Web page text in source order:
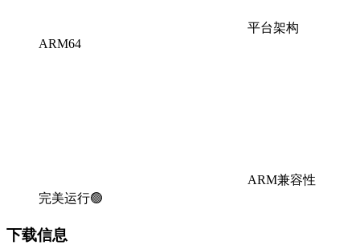
平台架构
ARM64
ARM兼容性
完美运行🟢
下载信息